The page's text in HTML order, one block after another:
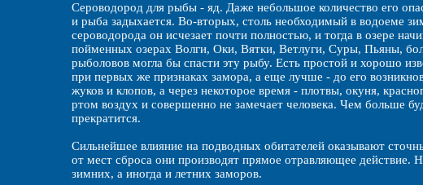
Сероводород для рыбы - яд. Даже небольшое количество его
и рыба задыхается. Во-вторых, столь необходимый в водоеме
сероводорода он исчезает почти полностью, и тогда в озере
пойменных озерах Волги, Оки, Вятки, Ветлуги, Суры, Пьяны,
рыболовов могла бы спасти эту рыбу. Есть простой и хорошо
при первых же признаках замора, а еще лучше - до его
жуков и клопов, а через некоторое время - плотвы, окуня,
ртом воздух и совершенно не замечает человека. Чем больше
прекратится.
Сильнейшее влияние на подводных обитателей оказывают
от мест сброса они производят прямое отравляющее
зимних, а иногда и летних заморов.